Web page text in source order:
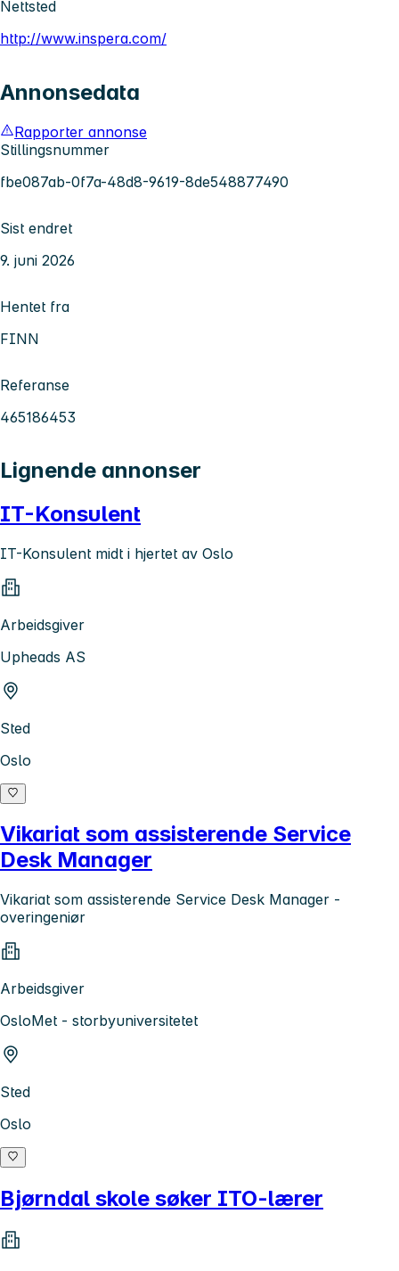
Nettsted
http://www.inspera.com/
Annonsedata
Rapporter annonse
Stillingsnummer
fbe087ab-0f7a-48d8-9619-8de548877490
Sist endret
9. juni 2026
Hentet fra
FINN
Referanse
465186453
Lignende annonser
IT-Konsulent
IT-Konsulent midt i hjertet av Oslo
Arbeidsgiver
Upheads AS
Sted
Oslo
Vikariat som assisterende Service
Desk Manager
Vikariat som assisterende Service Desk Manager -
overingeniør
Arbeidsgiver
OsloMet - storbyuniversitetet
Sted
Oslo
Bjørndal skole søker ITO-lærer